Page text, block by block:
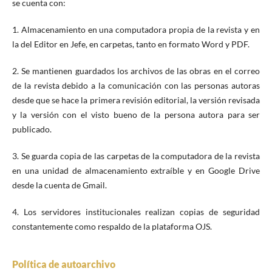
se cuenta con:
1. Almacenamiento en una computadora propia de la revista y en
la del Editor en Jefe, en carpetas, tanto en formato Word y PDF.
2. Se mantienen guardados los archivos de las obras en el correo
de la revista debido a la comunicación con las personas autoras
desde que se hace la primera revisión editorial, la versión revisada
y la versión con el visto bueno de la persona autora para ser
publicado.
3. Se guarda copia de las carpetas de la computadora de la revista
en una unidad de almacenamiento extraíble y en Google Drive
desde la cuenta de Gmail.
4. Los servidores institucionales realizan copias de seguridad
constantemente como respaldo de la plataforma OJS.
Política de autoarchivo